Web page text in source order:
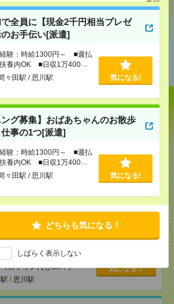
全員に【現金2千円相当プレゼ
お手伝い[派遣]
験：時給1300円～ ■週払
養内OK ■日収1万400円
々田駅 / 思川駅 気になる!
ング募集】おばあちゃんのお散歩
事の1つ[派遣]
験：時給1300円～ ■週払
養内OK ■日収1万400円
々田駅 / 思川駅 気になる!
どちらも気になる！
しばらく表示しない
ツイート ブックマーク
すすめ
【現金2千円相当プレゼント】生
]
万400円以上
ガソリン代もOK！）
/思川駅
気になる！
集】おばあちゃんのお散歩付き添
]
万400円以上
ガソリン代もOK！）
/ 思川駅
気になる！